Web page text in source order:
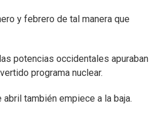
y febrero de tal manera que
potencias occidentales apuraban
programa nuclear.
también empiece a la baja.